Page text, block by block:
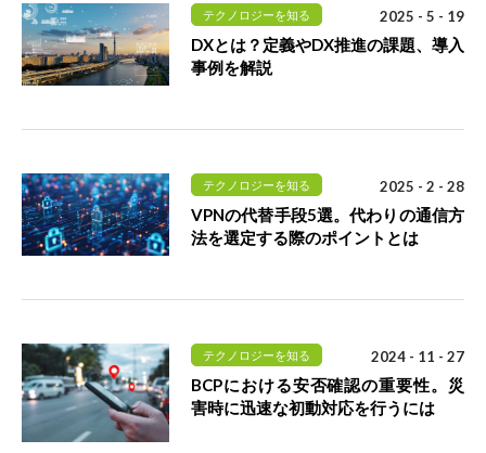
テクノロジーを知る 2025 - 5 - 19
DXとは？定義やDX推進の課題、導入
事例を解説
テクノロジーを知る 2025 - 2 - 28
VPNの代替手段5選。代わりの通信方
法を選定する際のポイントとは
テクノロジーを知る 2024 - 11 - 27
BCPにおける安否確認の重要性。災
害時に迅速な初動対応を行うには